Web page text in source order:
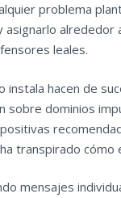
problema
alrededor
leales.
hacen de
dominios
transpirado cómo
mensajes